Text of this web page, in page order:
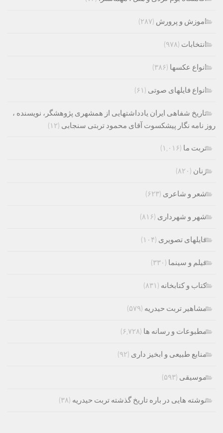
اموزش و پرورش (۲۸۷)
انتخابات (۹۷۸)
انواع عکسها (۳۸۶)
انواع فایلهای صوتی (۶۱)
تاریخ شفاهی ایران یادداشتهایی از همشهری پژوهشگر، نویسنده ،
روز نامه نگار پیشکسوت آقای محمود تربتی سنجابی (۱۲)
تربت ما (۱,۰۱۶)
زنان (۸۲۰)
شعر و شاعری (۶۲۳)
شهر و شهرداری (۸۱۶)
فایلهای تصویری (۱۰۴)
فیلم و سینما (۳۳۰)
کتاب و کتابخانه (۸۳۱)
مشاهیر تربت حیدریه (۵۷۹)
مطبوعات و رسانه ها (۶,۷۲۸)
منابع طبیعی و ابخیز داری (۹۲)
موسیقی (۵۹۳)
نوشته هایی در باره تاریخ گذشته تربت حیدریه (۳۸)